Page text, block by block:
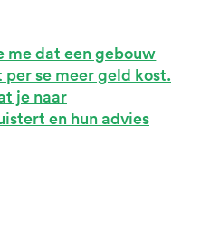
dat een gebouw
se meer geld kost.
je naar
en hun advies